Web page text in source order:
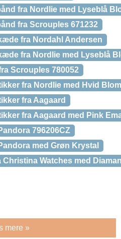
fra Nordlie med Lyseblå
fra Scrouples 671232
fra Nordahl Andersen
fra Nordlie med Lyseblå
Scrouples 780052
fra Nordlie med Hvid
fra Aagaard
fra Aagaard med Pink
796206CZ
med Grøn Krystal
Watches med
mere »